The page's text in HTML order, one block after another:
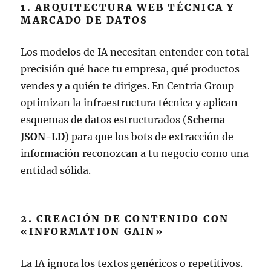
1. ARQUITECTURA WEB TÉCNICA Y
MARCADO DE DATOS
Los modelos de IA necesitan entender con total
precisión qué hace tu empresa, qué productos
vendes y a quién te diriges. En Centria Group
optimizan la infraestructura técnica y aplican
esquemas de datos estructurados (Schema
JSON-LD) para que los bots de extracción de
información reconozcan a tu negocio como una
entidad sólida.
2. CREACIÓN DE CONTENIDO CON
«INFORMATION GAIN»
La IA ignora los textos genéricos o repetitivos.